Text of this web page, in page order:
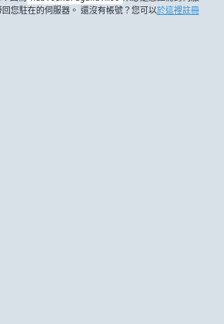
您駐在的伺服器。 還沒有帳號？您可以於這裡註冊